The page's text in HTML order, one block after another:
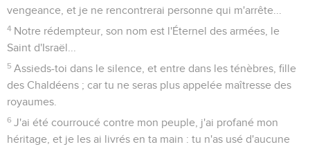
vengeance, et je ne rencontrerai personne qui m'arrête...
4 Notre rédempteur, son nom est l'Éternel des armées, le
Saint d'Israël...
5 Assieds-toi dans le silence, et entre dans les ténèbres, fille
des Chaldéens ; car tu ne seras plus appelée maîtresse des
royaumes.
6 J'ai été courroucé contre mon peuple, j'ai profané mon
héritage, et je les ai livrés en ta main : tu n'as usé d'aucune